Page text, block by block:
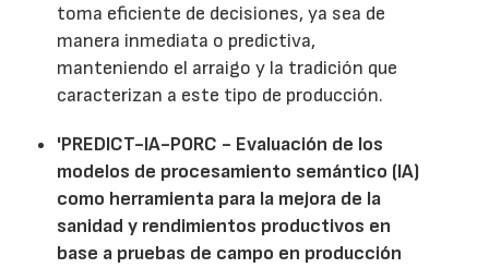
toma eficiente de decisiones, ya sea de
manera inmediata o predictiva,
manteniendo el arraigo y la tradición que
caracterizan a este tipo de producción.
'PREDICT-IA-PORC - Evaluación de los
modelos de procesamiento semántico (IA)
como herramienta para la mejora de la
sanidad y rendimientos productivos en
base a pruebas de campo en producción